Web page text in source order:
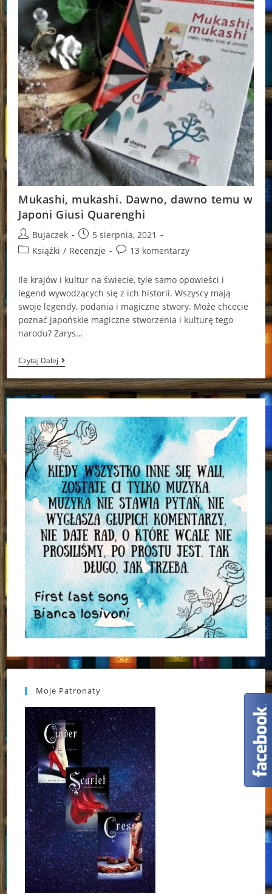
Mukashi, mukashi. Dawno, dawno temu w
Japoni Giusi Quarenghi
Post
author:
Bujaczek
Post
published:
5 sierpnia, 2021
PostKsiążki / Recenzje
Post13 komentarzy
Ile krajów i kultur na świecie, tyle samo opowieści i
legend wywodzących się z ich historii. Wszyscy mają
swoje legendy, podania i magiczne stwory. Może chcecie
poznać japońskie magiczne stworzenia i kulturę tego
narodu? Zarys…
Czytaj DalejMukashi,
Mukashi.
Dawno,
Dawno
Temu
Japoni
Giusi
Quarenghi
Moje Patronaty